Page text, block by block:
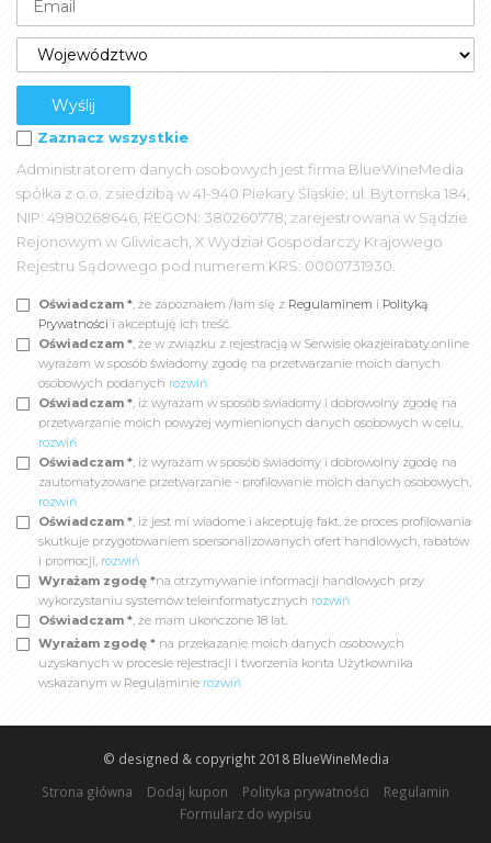
Zaznacz wszystkie
Administratorem danych osobowych jest firma BlueWineMedia
spółka z o.o. z siedzibą w 41-940 Piekary Śląskie; ul. Bytomska 184;
NIP: 4980268646, REGON: 380260778; zarejestrowana w Sądzie
Rejonowym w Gliwicach, X Wydział Gospodarczy Krajowego
Rejestru Sądowego pod numerem KRS: 0000731930.
Oświadczam *, że zapoznałem /łam się z Regulaminem i Polityką
Prywatności i akceptuję ich treść.
Oświadczam *, że w związku z rejestracją w Serwisie okazjeirabaty.online
wyrażam w sposób świadomy zgodę na przetwarzanie moich danych
osobowych podanych rozwiń
Oświadczam *, iż wyrażam w sposób świadomy i dobrowolny zgodę na
przetwarzanie moich powyżej wymienionych danych osobowych w celu,
rozwiń
Oświadczam *, iż wyrażam w sposób świadomy i dobrowolny zgodę na
zautomatyzowane przetwarzanie - profilowanie moich danych osobowych,
rozwiń
Oświadczam *, iż jest mi wiadome i akceptuję fakt, że proces profilowania
skutkuje przygotowaniem spersonalizowanych ofert handlowych, rabatów
i promocji, rozwiń
Wyrażam zgodę *na otrzymywanie informacji handlowych przy
wykorzystaniu systemów teleinformatycznych rozwiń
Oświadczam *, że mam ukończone 18 lat.
Wyrażam zgodę * na przekazanie moich danych osobowych
uzyskanych w procesie rejestracji i tworzenia konta Użytkownika
wskazanym w Regulaminie rozwiń
© designed & copyright 2018 BlueWineMedia
Strona główna
Dodaj kupon Polityka prywatności
Regulamin
Formularz do wypisu